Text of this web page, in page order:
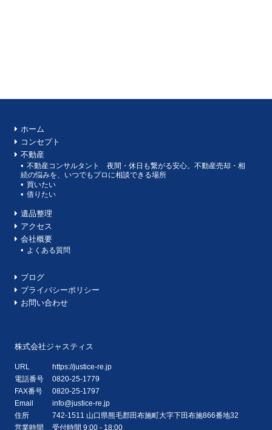
ホーム
コンセプト
不動産
不動産コンサルタント 夜間・休日も繋がる安心。不動産売却・相
続の悩みを、いつでもプロに相談できる場所
買いたい
借りたい
遺品整理
アクセス
会社概要
よくある質問
ブログ
プライバシーポリシー
お問い合わせ
株式会社ジャスティス
URL
https://justice-re.jp
電話番号
0820-25-1779
FAX番号
0820-25-1797
Email
info@justice-re.jp
住所
742-1511 山口県熊毛郡田布施町大字下田布施866番地32
営業時間
受付時間 9:00 - 18:00